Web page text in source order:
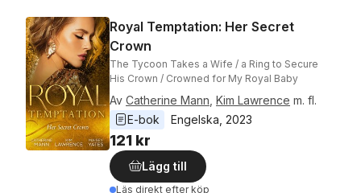
Royal Temptation: Her Secret
Crown
The Tycoon Takes a Wife / a Ring to Secure
His Crown / Crowned for My Royal Baby
Av Catherine Mann Kim Lawrence m. fl.
E-bok
Engelska 2023
121 kr
Lägg till
Läs direkt efter köp